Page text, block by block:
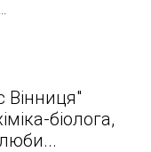
Вінниця"
біолога,